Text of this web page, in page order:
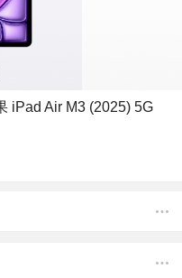
iPad Air M3 (2025) 5G